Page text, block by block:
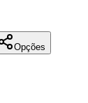
Opções